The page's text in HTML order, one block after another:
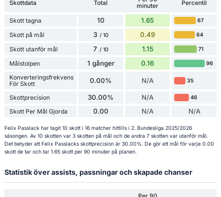
Skottdata Total
minuter
Percentil
Skott tagna 10 1.65 67
Skott på mål 3 / 10 0.49 64
Skott utanför mål 7 / 10 1.15 71
Målstolpen 1 gånger 0.16 96
Konverteringsfrekvens
För Skott
0.00% N/A 35
Skottprecision 30.00% N/A 46
Skott Per Mål Gjorda 0.00 N/A N/A
Felix Passlack har tagit 10 skott i 16 matcher hittills i 2. Bundesliga 2025/2026
säsongen. Av 10 skotten var 3 skotten på mål och de andra 7 skotten var utanför mål.
Det betyder att Felix Passlacks skottprecision är 30.00%. De gör ett mål för varje 0.00
skott de tar och tar 1.65 skott per 90 minuter på planen.
Statistik över assists, passningar och skapade chanser